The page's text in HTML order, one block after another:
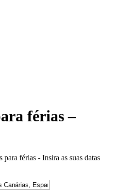
férias –
férias - Insira as suas datas